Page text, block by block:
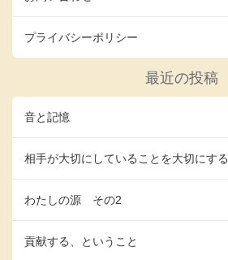
プライバシーポリシー
最近の投稿
音と記憶
相手が大切にしていることを大切にする
わたしの源 その2
貢献する、ということ